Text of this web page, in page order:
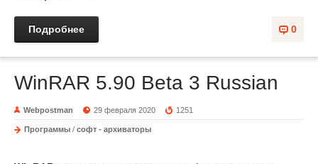
0
Подробнее
WinRAR 5.90 Beta 3 Russian
Webpostman 29 февраля 2020 1251
Программы / софт - архиваторы